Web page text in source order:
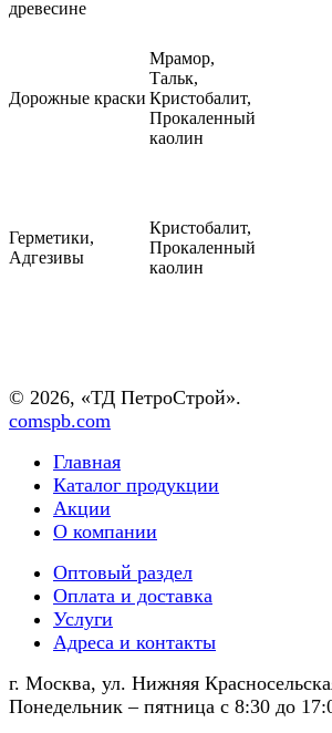
древесине
Дорожные краски
Мрамор,
Тальк,
Кристобалит,
Прокаленный
каолин
Герметики,
Адгезивы
Кристобалит,
Прокаленный
каолин
© 2026, «ТД ПетроСтрой».
comspb.com
Главная
Каталог продукции
Акции
О компании
Оптовый раздел
Оплата и доставка
Услуги
Адреса и контакты
г. Москва, ул. Нижняя
Понедельник – пятница с 8:30 до